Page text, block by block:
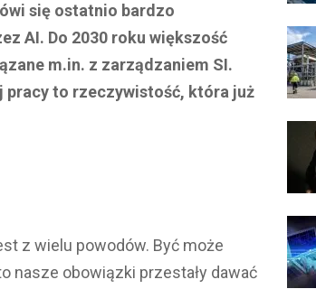
się ostatnio bardzo
AI. Do 2030 roku większość
m.in. z zarządzaniem SI.
pracy to rzeczywistość, która już
z wielu powodów. Być może
nasze obowiązki przestały dawać